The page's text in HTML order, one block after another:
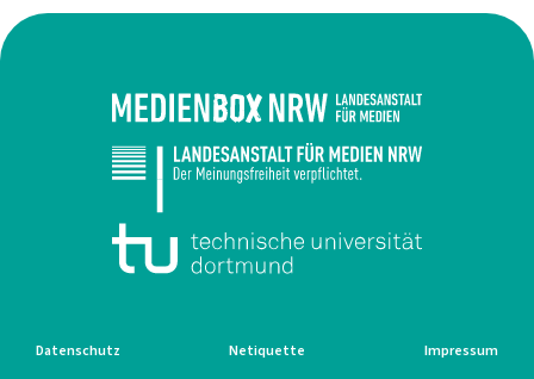
Datenschutz Netiquette Impressum